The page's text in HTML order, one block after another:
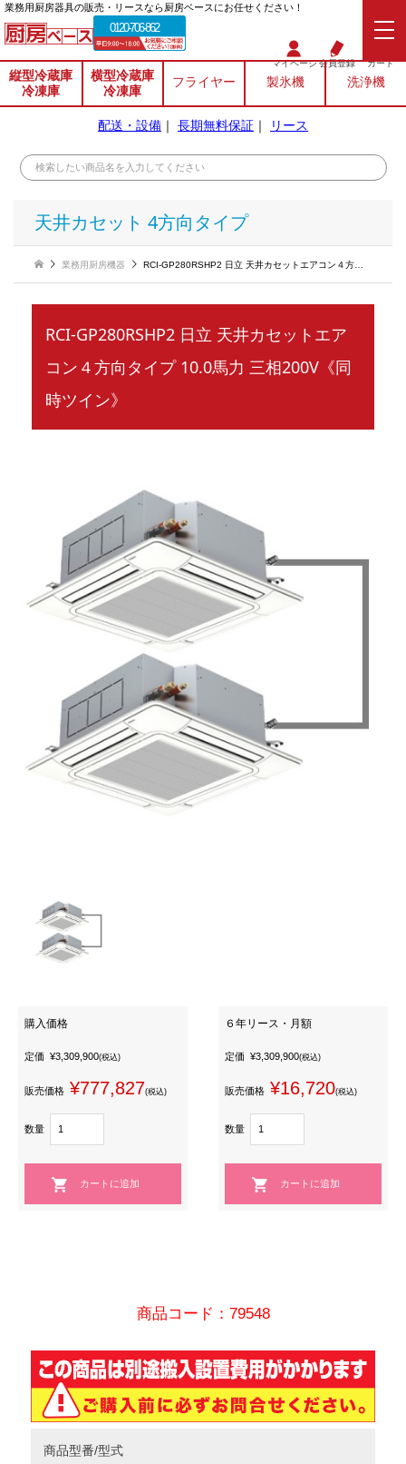
業務⽤厨房器具の販売・リースなら厨房ベースにお任せください！
0120-706-862
マイページ会員登録 カート
縦型冷蔵庫
冷凍庫
横型冷蔵庫
冷凍庫
フライヤー 製氷機 洗浄機
配送・設備 ｜ 長期無料保証 ｜ リース
天井カセット 4方向タイプ
業務用厨房機器 RCI-GP280RSHP2 日立 天井カセットエアコン４方向タイプ 10.0馬力 三相200V《同時ツイン》
RCI-GP280RSHP2 日立 天井カセットエア
コン４方向タイプ 10.0馬力 三相200V《同
時ツイン》
購入価格
定価 ¥3,309,900(税込)
販売価格 ¥777,827(税込)
数量
６年リース・月額
定価 ¥3,309,900(税込)
販売価格 ¥16,720(税込)
数量
商品コード：79548
商品型番/型式